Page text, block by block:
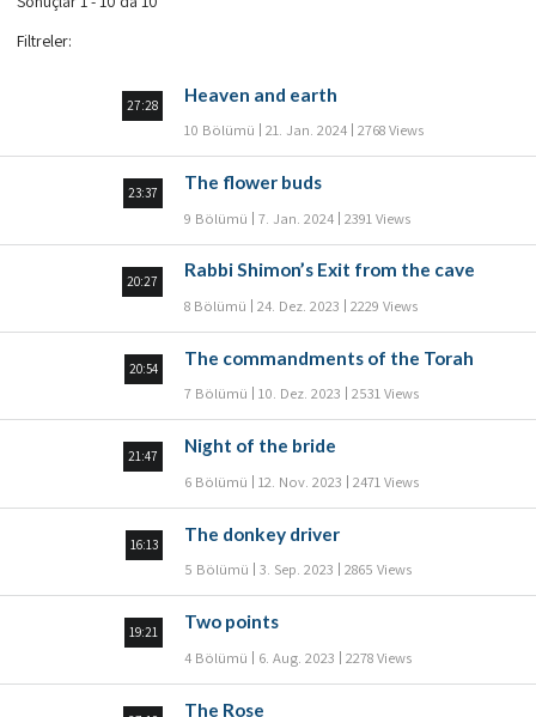
Filtreler:
27:28
Heaven and earth
10 Bölümü 21. Jan. 2024 2768 Views
23:37
The flower buds
9 Bölümü 7. Jan. 2024 2391 Views
20:27
Rabbi Shimon’s Exit from the cave
8 Bölümü 24. Dez. 2023 2229 Views
20:54
The commandments of the Torah
7 Bölümü 10. Dez. 2023 2531 Views
21:47
Night of the bride
6 Bölümü 12. Nov. 2023 2471 Views
16:13
The donkey driver
5 Bölümü 3. Sep. 2023 2865 Views
19:21
Two points
4 Bölümü 6. Aug. 2023 2278 Views
The Rose